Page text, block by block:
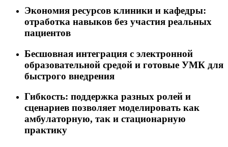
Экономия ресурсов клиники и кафедры:
отработка навыков без участия реальных
пациентов
Бесшовная интеграция с электронной
образовательной средой и готовые УМК для
быстрого внедрения
Гибкость: поддержка разных ролей и
сценариев позволяет моделировать как
амбулаторную, так и стационарную
практику